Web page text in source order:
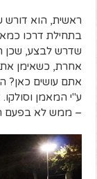
ראשית, הוא דורש
בתחילת דרכו
שדרש לבצע, שכן
אחרת, כשאימן את
אתם עושים כאן?
ע"י המאמן
– ממש לא בפעם